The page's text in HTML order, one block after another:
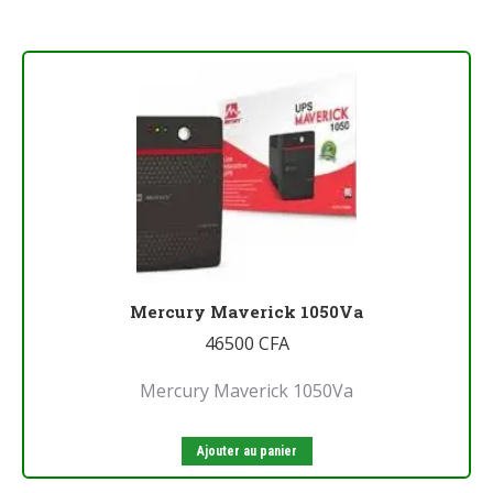
Mercury Maverick 1050Va
46500 CFA
Mercury Maverick 1050Va
Ajouter au panier